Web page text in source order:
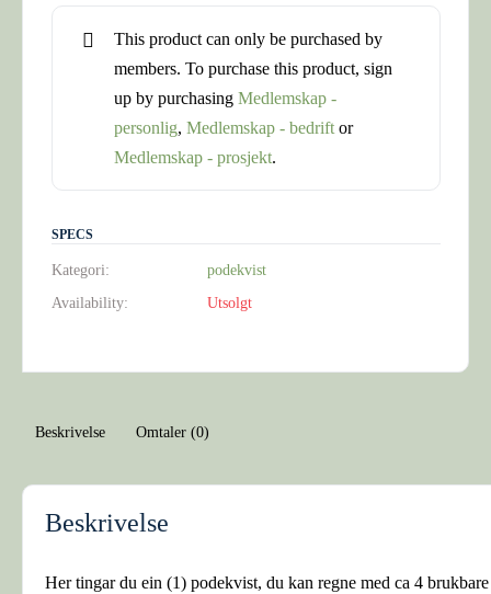
This product can only be purchased by
members. To purchase this product, sign
up by purchasing Medlemskap -
personlig, Medlemskap - bedriftor
Medlemskap - prosjekt.
SPECS
Kategori:
podekvist
Availability:
Utsolgt
Beskrivelse Omtaler (0)
Beskrivelse
Her tingar du ein (1) podekvist, du kan regne med ca 4